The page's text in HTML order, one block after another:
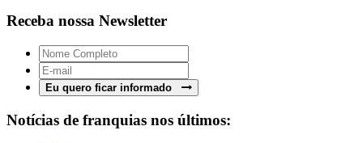
Receba nossa Newsletter
Eu quero ficar informado
Notícias de franquias nos últimos: